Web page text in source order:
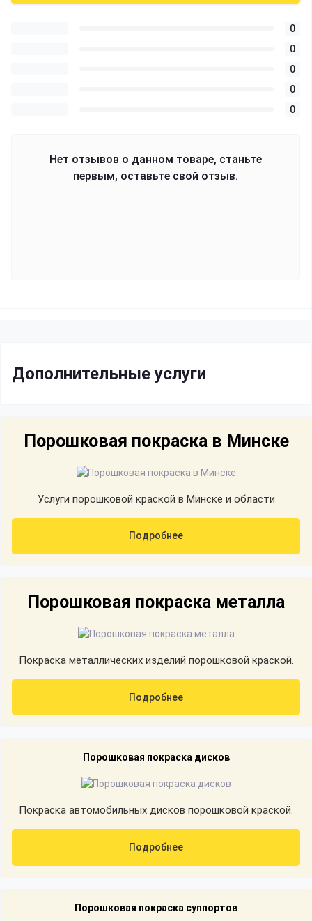
0
0
0
0
0
Нет отзывов о данном товаре, станьте
первым, оставьте свой отзыв.
Дополнительные услуги
Порошковая покраска в Минске
Услуги порошковой краской в Минске и области
Подробнее
Порошковая покраска металла
Покраска металлических изделий порошковой краской.
Подробнее
Порошковая покраска дисков
Покраска автомобильных дисков порошковой краской.
Подробнее
Порошковая покраска суппортов